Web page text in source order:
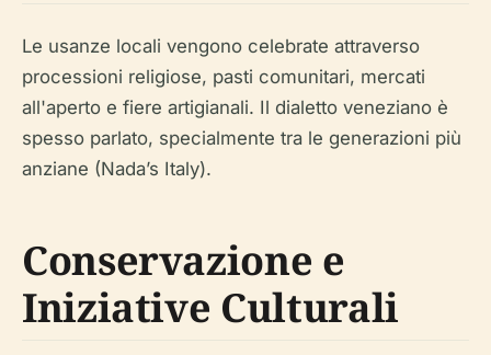
Le usanze locali vengono celebrate attraverso
processioni religiose, pasti comunitari, mercati
all'aperto e fiere artigianali. Il dialetto veneziano è
spesso parlato, specialmente tra le generazioni più
anziane (Nada’s Italy).
Conservazione e
Iniziative Culturali